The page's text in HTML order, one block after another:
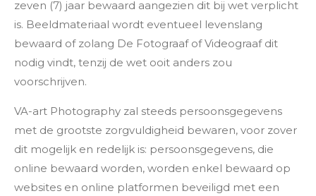
zeven (7) jaar bewaard aangezien dit bij wet verplicht
is. Beeldmateriaal wordt eventueel levenslang
bewaard of zolang De Fotograaf of Videograaf dit
nodig vindt, tenzij de wet ooit anders zou
voorschrijven.
VA-art Photography zal steeds persoonsgegevens
met de grootste zorgvuldigheid bewaren, voor zover
dit mogelijk en redelijk is: persoonsgegevens, die
online bewaard worden, worden enkel bewaard op
websites en online platformen beveiligd met een